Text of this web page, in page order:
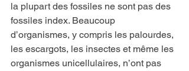
la plupart des fossiles ne sont pas des
fossiles index. Beaucoup
d’organismes, y compris les palourdes,
les escargots, les insectes et même les
organismes unicellulaires, n’ont pas